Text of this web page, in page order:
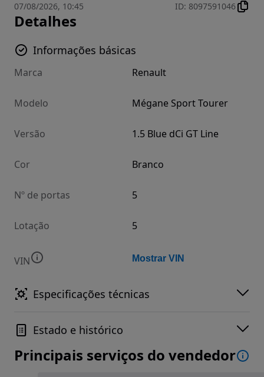
07/08/2026, 10:45 ID: 8097591046
Detalhes
Informações básicas
Marca Renault
Modelo Mégane Sport Tourer
Versão 1.5 Blue dCi GT Line
Cor Branco
Nº de portas 5
Lotação 5
VIN Mostrar VIN
Especificações técnicas
Estado e histórico
Principais serviços do vendedor